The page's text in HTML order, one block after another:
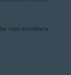
mais assistência.